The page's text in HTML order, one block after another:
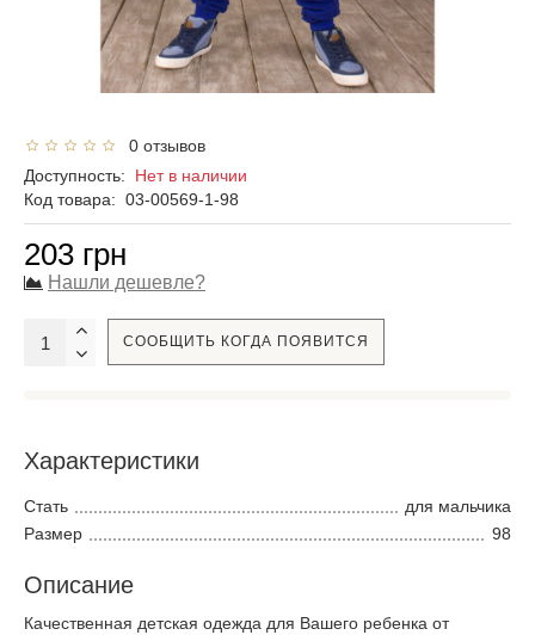
0 отзывов
Доступность: Нет в наличии
Код товара: 03-00569-1-98
203 грн
Нашли дешевле?
СООБЩИТЬ КОГДА ПОЯВИТСЯ
Характеристики
Стать
для мальчика
Размер
98
Описание
Качественная детская одежда для Вашего ребенка от